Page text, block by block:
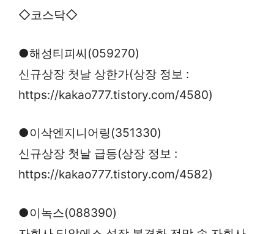
◇코스닥◇
●해성티피씨(059270)
신규상장 첫날 상한가(상장 정보 :
https://kakao777.tistory.com/4580)
●이삭엔지니어링(351330)
신규상장 첫날 급등(상장 정보 :
https://kakao777.tistory.com/4582)
●이녹스(088390)